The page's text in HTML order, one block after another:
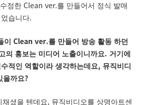
정한 Clean ver.를 만들어서 정식 발매
습니다.
이 Clean ver.를 만들어 방송 활동 하던
의 홍보는 미디어 노출이니까요. 거기에
적인 역할이라 생각하는데요, 뮤직비디
을까요?
채셨을 텐데요, 뮤직비디오를 상명아트센